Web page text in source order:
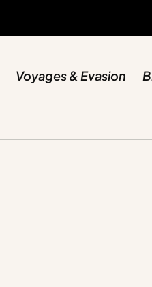
Voyages & Evasion